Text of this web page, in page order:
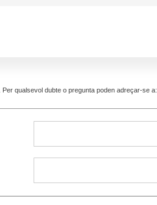
qualsevol dubte o pregunta poden adreçar-se a: